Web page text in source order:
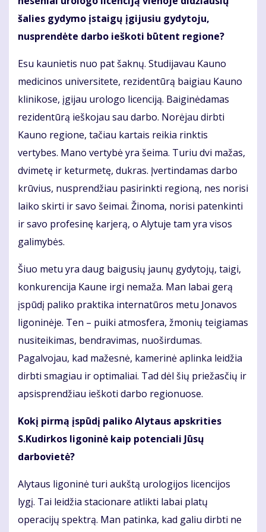
šalies gydymo įstaigų įgijusiu gydytoju,
nusprendėte darbo ieškoti būtent regione?
Esu kaunietis nuo pat šaknų. Studijavau Kauno
medicinos universitete, rezidentūrą baigiau Kauno
klinikose, įgijau urologo licenciją. Baiginėdamas
rezidentūrą ieškojau sau darbo. Norėjau dirbti
Kauno regione, tačiau kartais reikia rinktis
vertybes. Mano vertybė yra šeima. Turiu dvi mažas,
dvimetę ir keturmetę, dukras. Įvertindamas darbo
krūvius, nusprendžiau pasirinkti regioną, nes norisi
laiko skirti ir savo šeimai. Žinoma, norisi patenkinti
ir savo profesinę karjerą, o Alytuje tam yra visos
galimybės.
Šiuo metu yra daug baigusių jaunų gydytojų, taigi,
konkurencija Kaune irgi nemaža. Man labai gerą
įspūdį paliko praktika internatūros metu Jonavos
ligoninėje. Ten – puiki atmosfera, žmonių teigiamas
nusiteikimas, bendravimas, nuoširdumas.
Pagalvojau, kad mažesnė, kamerinė aplinka leidžia
dirbti smagiau ir optimaliai. Tad dėl šių priežasčių ir
apsisprendžiau ieškoti darbo regionuose.
Kokį pirmą įspūdį paliko Alytaus apskrities
S.Kudirkos ligoninė kaip potenciali Jūsų
darbovietė?
Alytaus ligoninė turi aukštą urologijos licencijos
lygį. Tai leidžia stacionare atlikti labai platų
operacijų spektrą. Man patinka, kad galiu dirbti ne